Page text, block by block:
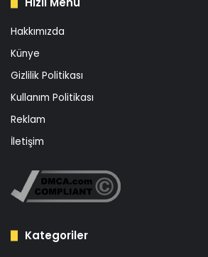
Hakkımızda
Künye
Gizlilik Politikası
Kullanım Politikası
Reklam
İletişim
Kategoriler